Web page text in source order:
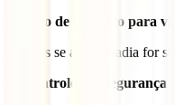
Preciso de um visto para
Apenas se a tua estadia for
Os controlos de segurança